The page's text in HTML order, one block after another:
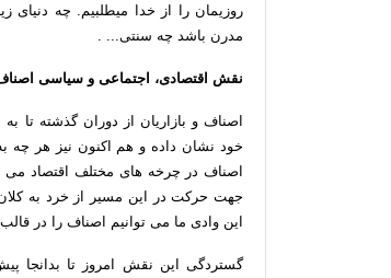
روزیمان را از خدا میطلبیم چه دنیای
مدرن باشد چه سنتی
نقش اقتصادی، اجتماعی و سیاسی
اصناف و بازاریان از دوران گذشته تا به
خود نشان داده و هم اکنون نیز هر چه
اصناف در چرخه های مختلف اقتصاد می
جهت حرکت در این مسیر از خرد به
این وادی ما می توانیم اصناف را در قالب
گستردگی این نقش امروز تا بدانجا